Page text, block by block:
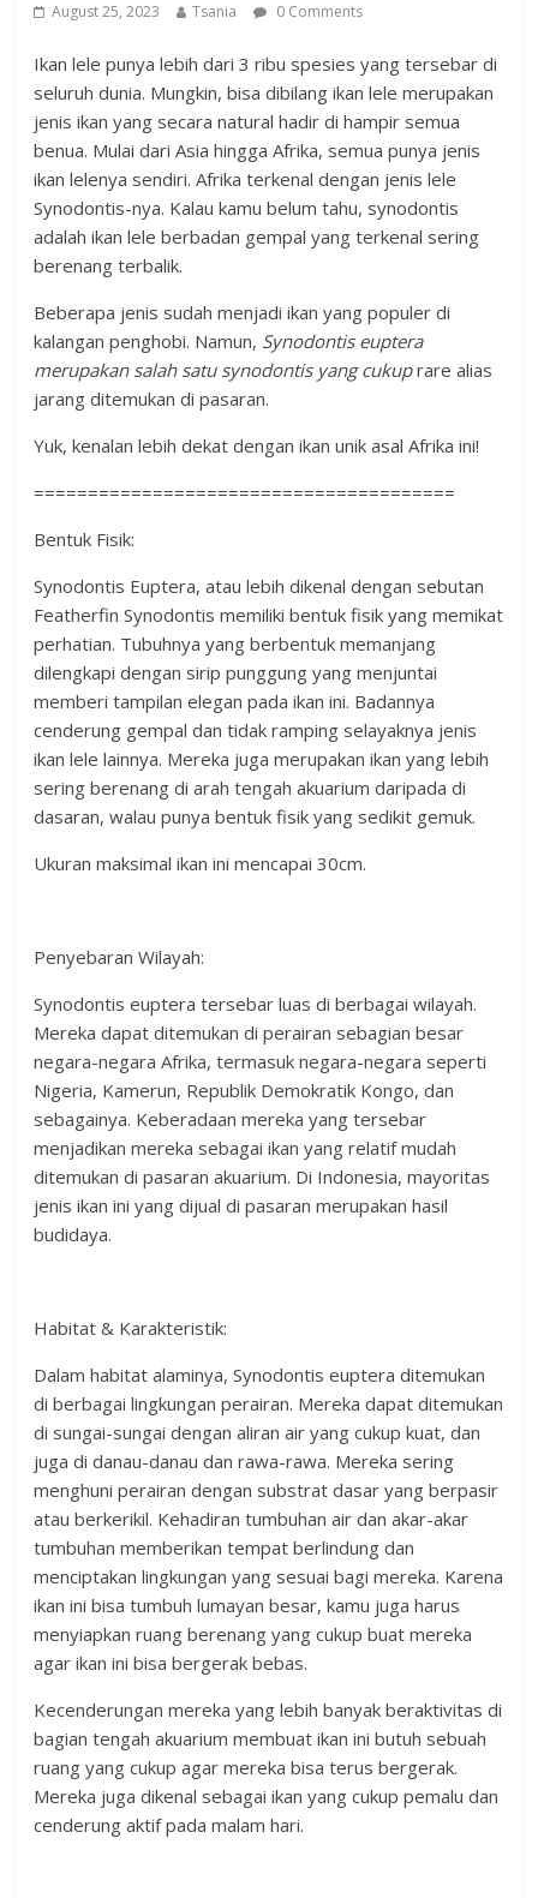
August 25, 2023 Tsania 0 Comments
Ikan lele punya lebih dari 3 ribu spesies yang tersebar di
seluruh dunia. Mungkin, bisa dibilang ikan lele merupakan
jenis ikan yang secara natural hadir di hampir semua
benua. Mulai dari Asia hingga Afrika, semua punya jenis
ikan lelenya sendiri. Afrika terkenal dengan jenis lele
Synodontis-nya. Kalau kamu belum tahu, synodontis
adalah ikan lele berbadan gempal yang terkenal sering
berenang terbalik.
Beberapa jenis sudah menjadi ikan yang populer di
kalangan penghobi. Namun, Synodontis euptera
merupakan salah satu synodontis yang cukuprare alias
jarang ditemukan di pasaran.
Yuk, kenalan lebih dekat dengan ikan unik asal Afrika ini!
=======================================
Bentuk Fisik:
Synodontis Euptera, atau lebih dikenal dengan sebutan
Featherfin Synodontis memiliki bentuk fisik yang memikat
perhatian. Tubuhnya yang berbentuk memanjang
dilengkapi dengan sirip punggung yang menjuntai
memberi tampilan elegan pada ikan ini. Badannya
cenderung gempal dan tidak ramping selayaknya jenis
ikan lele lainnya. Mereka juga merupakan ikan yang lebih
sering berenang di arah tengah akuarium daripada di
dasaran, walau punya bentuk fisik yang sedikit gemuk.
Ukuran maksimal ikan ini mencapai 30cm.
Penyebaran Wilayah:
Synodontis euptera tersebar luas di berbagai wilayah.
Mereka dapat ditemukan di perairan sebagian besar
negara-negara Afrika, termasuk negara-negara seperti
Nigeria, Kamerun, Republik Demokratik Kongo, dan
sebagainya. Keberadaan mereka yang tersebar
menjadikan mereka sebagai ikan yang relatif mudah
ditemukan di pasaran akuarium. Di Indonesia, mayoritas
jenis ikan ini yang dijual di pasaran merupakan hasil
budidaya.
Habitat & Karakteristik:
Dalam habitat alaminya, Synodontis euptera ditemukan
di berbagai lingkungan perairan. Mereka dapat ditemukan
di sungai-sungai dengan aliran air yang cukup kuat, dan
juga di danau-danau dan rawa-rawa. Mereka sering
menghuni perairan dengan substrat dasar yang berpasir
atau berkerikil. Kehadiran tumbuhan air dan akar-akar
tumbuhan memberikan tempat berlindung dan
menciptakan lingkungan yang sesuai bagi mereka. Karena
ikan ini bisa tumbuh lumayan besar, kamu juga harus
menyiapkan ruang berenang yang cukup buat mereka
agar ikan ini bisa bergerak bebas.
Kecenderungan mereka yang lebih banyak beraktivitas di
bagian tengah akuarium membuat ikan ini butuh sebuah
ruang yang cukup agar mereka bisa terus bergerak.
Mereka juga dikenal sebagai ikan yang cukup pemalu dan
cenderung aktif pada malam hari.